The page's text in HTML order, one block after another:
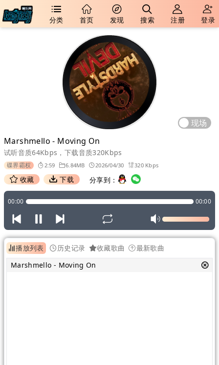
分类 首页 发现 搜索 注册 登录
现场
Marshmello - Moving On
试听音质64Kbps，下载音质320Kbps
碟界霸权 2:59 6.84MB 2026/04/30 320 Kbps
收藏 下载 分享到：
00:00 00:00
播放列表 历史记录 收藏歌曲
最新歌曲
Marshmello - Moving On